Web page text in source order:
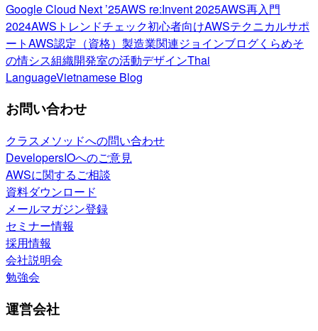
Google Cloud Next ’25AWS re:Invent 2025AWS再入門
2024AWSトレンドチェック初心者向けAWSテクニカルサポ
ートAWS認定（資格） 製造業関連ジョインブログくらめそ
の情シス組織開発室の活動デザインThai
LanguageVietnamese Blog
お問い合わせ
クラスメソッドへの問い合わせ
DevelopersIOへのご意見
AWSに関するご相談
資料ダウンロード
メールマガジン登録
セミナー情報
採用情報
会社説明会
勉強会
運営会社